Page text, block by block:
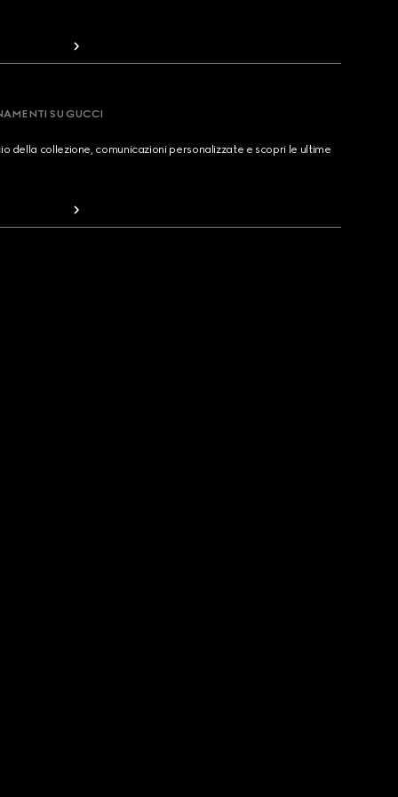
SU GUCCI
della collezione, comunicazioni personalizzate e scopri le ultime